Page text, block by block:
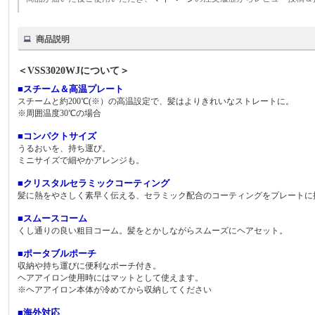
商品説明
＜VSS3020WJについて＞
■スチーム＆高温プレート
スチームと約200℃(※）の高温設定で、髪はよりきれいなストレートに。
※周囲温度30℃の場合
■コンパクトサイズ
うるおいを、持ち運び。
ミニサイズで細やかアレンジも。
■クリスタルセラミックコーティング
髪に熱をやさしく素早く伝える、セラミック配合のコーティングをプレートに
■スムースコーム
くし通りの良い粗目コーム。髪をとかしながらスムーズにヘアセット。
■ポータブルポーチ
収納や持ち運びに便利なポーチ付き。
ヘアアイロン使用時にはマットとして使えます。
※ヘアアイロン本体が冷めてから収納してください
■海外対応